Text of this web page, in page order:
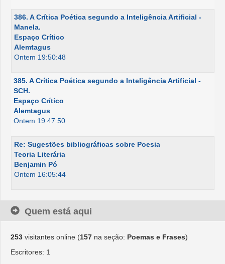
386. A Crítica Poética segundo a Inteligência Artificial -
Manela.
Espaço Crítico
Alemtagus
Ontem 19:50:48
385. A Crítica Poética segundo a Inteligência Artificial -
SCH.
Espaço Crítico
Alemtagus
Ontem 19:47:50
Re: Sugestões bibliográficas sobre Poesia
Teoria Literária
Benjamin Pó
Ontem 16:05:44
Quem está aqui
253 visitantes online (157 na seção: Poemas e Frases)
Escritores: 1